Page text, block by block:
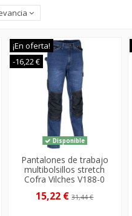
¡En oferta!
-16,22 €
Disponible
Pantalones de trabajo
multibolsillos stretch
Cofra Vilches V188-0
15,22 €31,44 €